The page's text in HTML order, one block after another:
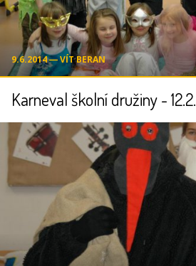
9.6.2014 ― VÍT BERAN
Karneval školní družiny -